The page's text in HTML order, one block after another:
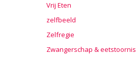
Vrij Eten
zelfbeeld
Zelfregie
Zwangerschap & eetstoornis